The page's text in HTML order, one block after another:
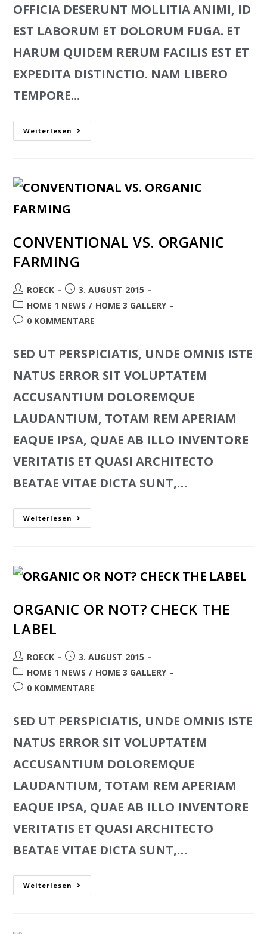
OFFICIA DESERUNT MOLLITIA ANIMI, ID
EST LABORUM ET DOLORUM FUGA. ET
HARUM QUIDEM RERUM FACILIS EST ET
EXPEDITA DISTINCTIO. NAM LIBERO
TEMPORE...
Weiterlesen
CONVENTIONAL VS. ORGANIC
FARMING
ROECK
3. AUGUST 2015
HOME 1 NEWS / HOME 3 GALLERY
0 KOMMENTARE
SED UT PERSPICIATIS, UNDE OMNIS ISTE
NATUS ERROR SIT VOLUPTATEM
ACCUSANTIUM DOLOREMQUE
LAUDANTIUM, TOTAM REM APERIAM
EAQUE IPSA, QUAE AB ILLO INVENTORE
VERITATIS ET QUASI ARCHITECTO
BEATAE VITAE DICTA SUNT,…
Weiterlesen
ORGANIC OR NOT? CHECK THE
LABEL
ROECK
3. AUGUST 2015
HOME 1 NEWS / HOME 3 GALLERY
0 KOMMENTARE
SED UT PERSPICIATIS, UNDE OMNIS ISTE
NATUS ERROR SIT VOLUPTATEM
ACCUSANTIUM DOLOREMQUE
LAUDANTIUM, TOTAM REM APERIAM
EAQUE IPSA, QUAE AB ILLO INVENTORE
VERITATIS ET QUASI ARCHITECTO
BEATAE VITAE DICTA SUNT,…
Weiterlesen